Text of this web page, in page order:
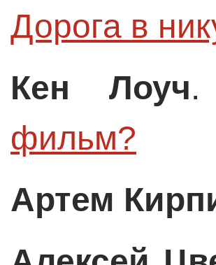
Дорога в
Кен Лоуч
фильм?
Артем